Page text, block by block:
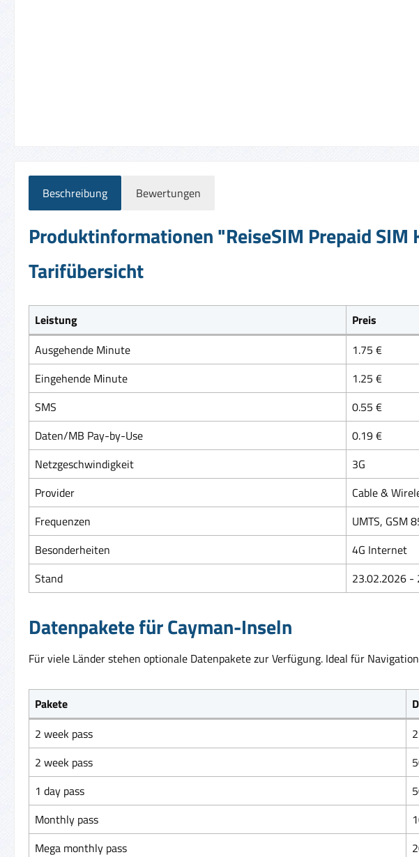
Beschreibung Bewertungen
Produktinformationen "ReiseSIM Prepaid
Tarifübersicht
Leistung
Preis
Ausgehende Minute
1.75 €
Eingehende Minute
1.25 €
SMS
0.55 €
Daten/MB Pay-by-Use
0.19 €
Netzgeschwindigkeit
3G
Provider
Cable &
Frequenzen
UMTS, GSM
Besonderheiten
4G Internet
Stand
23.02.2026 -
Datenpakete für Cayman-Inseln
Für viele Länder stehen optionale Datenpakete zur Verfügung. Ideal für
Pakete
2 week pass
2 week pass
1 day pass
Monthly pass
Mega monthly pass